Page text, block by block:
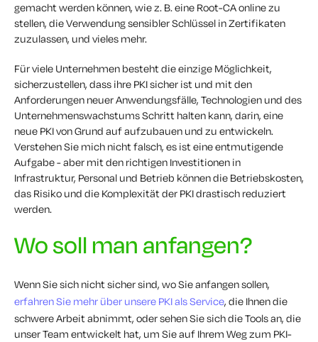
gemacht werden können, wie z. B. eine Root-CA online zu
stellen, die Verwendung sensibler Schlüssel in Zertifikaten
zuzulassen, und vieles mehr.
Für viele Unternehmen besteht die einzige Möglichkeit,
sicherzustellen, dass ihre PKI sicher ist und mit den
Anforderungen neuer Anwendungsfälle, Technologien und des
Unternehmenswachstums Schritt halten kann, darin, eine
neue PKI von Grund auf aufzubauen und zu entwickeln.
Verstehen Sie mich nicht falsch, es ist eine entmutigende
Aufgabe - aber mit den richtigen Investitionen in
Infrastruktur, Personal und Betrieb können die Betriebskosten,
das Risiko und die Komplexität der PKI drastisch reduziert
werden.
Wo soll man anfangen?
Wenn Sie sich nicht sicher sind, wo Sie anfangen sollen,
erfahren Sie mehr über unsere PKI als Service, die Ihnen die
schwere Arbeit abnimmt, oder sehen Sie sich die Tools an, die
unser Team entwickelt hat, um Sie auf Ihrem Weg zum PKI-